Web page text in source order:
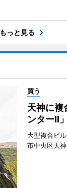
もっと見る
買う
天神に複
ンターII
大型複合ビ
市中央区天